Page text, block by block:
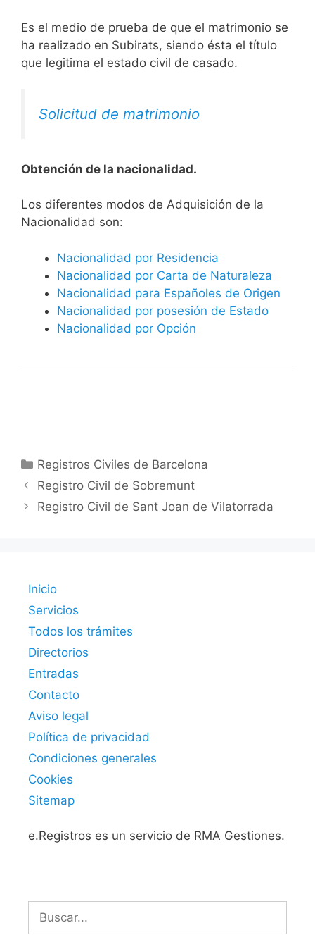
Es el medio de prueba de que el matrimonio se
ha realizado en Subirats, siendo ésta el título
que legitima el estado civil de casado.
Solicitud de matrimonio
Obtención de la nacionalidad.
​​​Los diferentes modos de Adquisición de la
Nacionalidad son:
Nacionalidad por Residencia
Nacionalidad por Carta de Naturaleza
Nacionalidad para Españoles de Origen
Nacionalidad por posesión de Estado
Nacionalidad por Opción
Categorías
Registros Civiles de Barcelona
Registro Civil de Sobremunt
Registro Civil de Sant Joan de Vilatorrada
Inicio
Servicios
Todos los trámites
Directorios
Entradas
Contacto
Aviso legal
Política de privacidad
Condiciones generales
Cookies
Sitemap
e.Registros es un servicio de RMA Gestiones.
Buscar: